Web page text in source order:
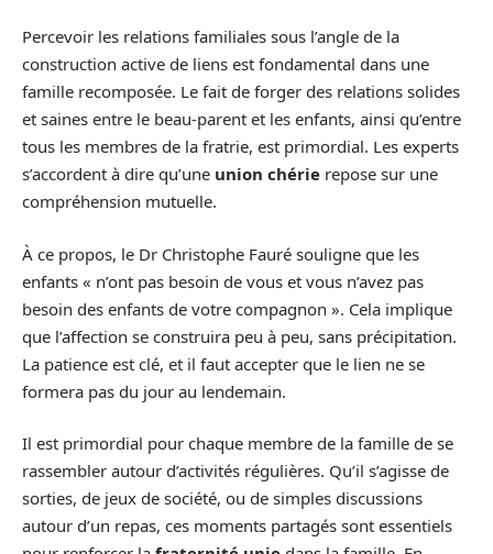
Percevoir les relations familiales sous l’angle de la
construction active de liens est fondamental dans une
famille recomposée. Le fait de forger des relations solides
et saines entre le beau-parent et les enfants, ainsi qu’entre
tous les membres de la fratrie, est primordial. Les experts
s’accordent à dire qu’une union chérie repose sur une
compréhension mutuelle.
À ce propos, le Dr Christophe Fauré souligne que les
enfants « n’ont pas besoin de vous et vous n’avez pas
besoin des enfants de votre compagnon ». Cela implique
que l’affection se construira peu à peu, sans précipitation.
La patience est clé, et il faut accepter que le lien ne se
formera pas du jour au lendemain.
Il est primordial pour chaque membre de la famille de se
rassembler autour d’activités régulières. Qu’il s’agisse de
sorties, de jeux de société, ou de simples discussions
autour d’un repas, ces moments partagés sont essentiels